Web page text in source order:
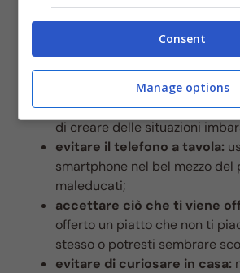
visita ad amici e parenti è
l’accompagnatore. Se devi
amici con un’altra persona
evitare argomenti delicati:
questo tipo rischieresti di
di creare delle situazioni
evitare il telefono a tavola:
smartphone nel bel mezzo del
maleducati;
accettare ciò che ti viene
offerto un piatto che non ti
stesso o potresti sembrare
evitare di curiosare in casa:
Consent
Manage options